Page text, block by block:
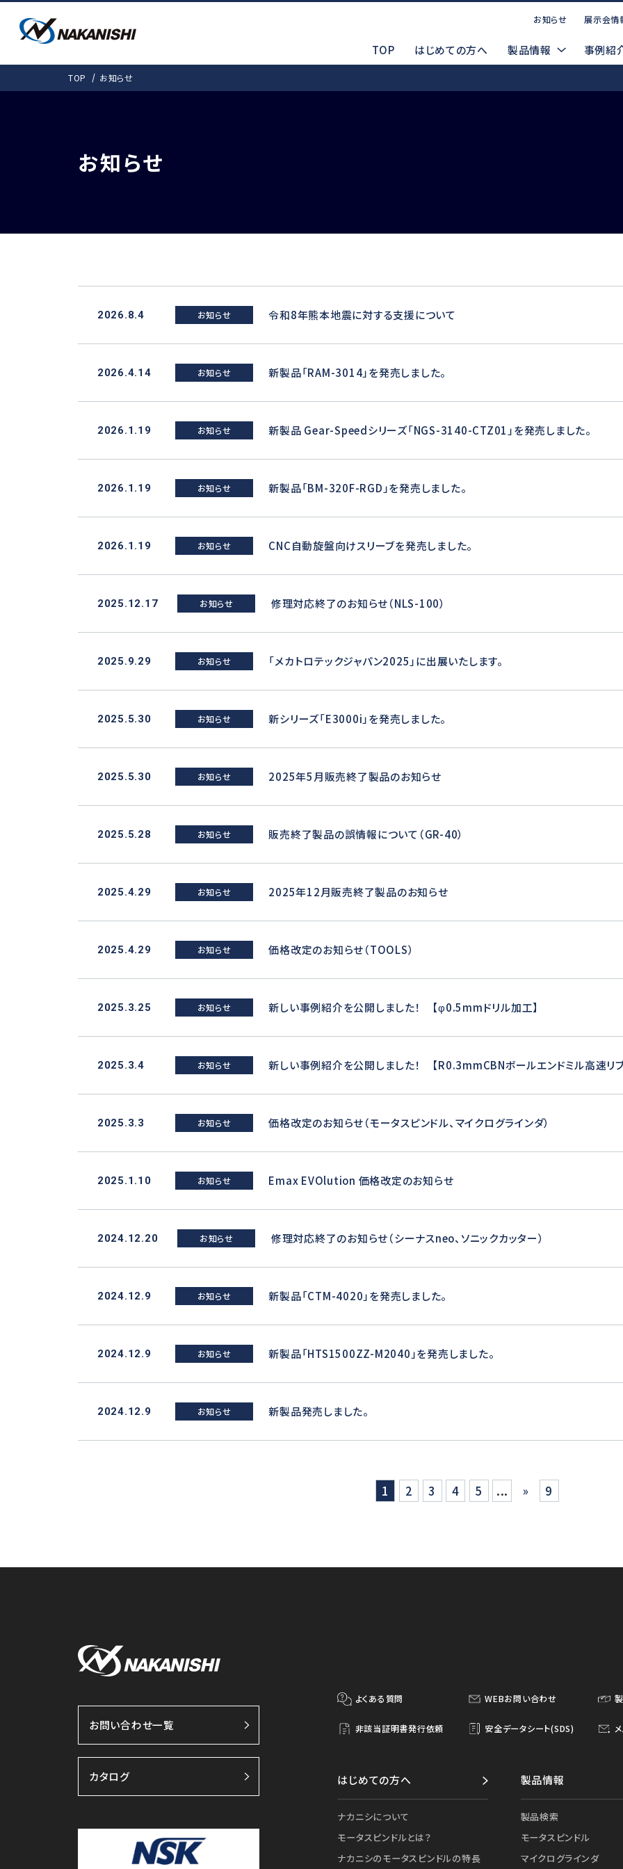
お知らせ 展示会情
TOP はじめての方へ 製品情報 事例紹
PRODUCTS
E3000 (φ30)
E2000 (φ22.8)
エアー式
Air-Speed
HTS
SOLUTIONS
DOWNLOAD
SUPPORT お客様サポート お問い合わせ
非該当証明書発行依頼
COMPANY
TOP お知らせ
お知らせ
2026.8.4 お知らせ 令和8年熊本地震に対する支援について
2026.4.14 お知らせ 新製品「RAM-3014」を発売しました。
2026.1.19 お知らせ 新製品 Gear-Speedシリーズ「NGS-3140-CTZ01」を発売しました。
2026.1.19 お知らせ 新製品「BM-320F-RGD」を発売しました。
2026.1.19 お知らせ CNC自動旋盤向けスリーブを発売しました。
2025.12.17 お知らせ 修理対応終了のお知らせ（NLS-100）
2025.9.29 お知らせ 「メカトロテックジャパン2025」に出展いたします。
2025.5.30 お知らせ 新シリーズ「E3000i」を発売しました。
2025.5.30 お知らせ 2025年5月販売終了製品のお知らせ
2025.5.28 お知らせ 販売終了製品の誤情報について（GR-40）
2025.4.29 お知らせ 2025年12月販売終了製品のお知らせ
2025.4.29 お知らせ 価格改定のお知らせ（TOOLS）
2025.3.25 お知らせ 新しい事例紹介を公開しました！ 【φ0.5mmドリル加工】
2025.3.4 お知らせ 新しい事例紹介を公開しました！ 【R0.3mmCBNボールエンドミル高速リ
2025.3.3 お知らせ 価格改定のお知らせ（モータスピンドル、マイクログラインダ）
2025.1.10 お知らせ Emax EVOlution 価格改定のお知らせ
2024.12.20 お知らせ 修理対応終了のお知らせ（シーナスneo、ソニックカッター）
2024.12.9 お知らせ 新製品「CTM-4020」を発売しました。
2024.12.9 お知らせ 新製品「HTS1500ZZ-M2040」を発売しました。
2024.12.9 お知らせ 新製品発売しました。
1 2 3 4 5 ... » 9
お問い合わせ一覧
カタログ
よくある質問 WEBお問い合わせ
非該当証明書発行依頼 安全データシート(SDS)
はじめての方へ
ナカニシについて
モータスピンドルとは？
ナカニシのモータスピンドルの特長
製品情報
製品検索
モータスピンドル
マイクログラインダ